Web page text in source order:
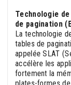
Technologie
de pagination
La technologie
tables de
appelée SLAT
accélère les
fortement la